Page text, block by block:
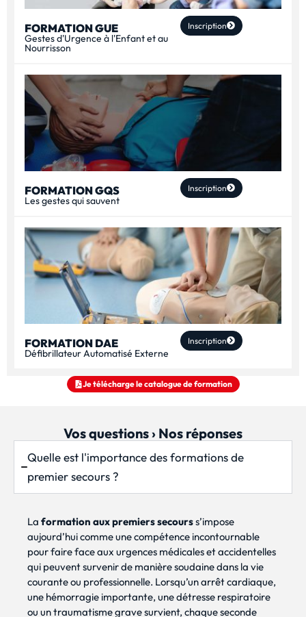
FORMATION GUE
Gestes d'Urgence à l'Enfant et au
Nourrisson
Inscription
FORMATION GQS
Les gestes qui sauvent
Inscription
FORMATION DAE
Défibrillateur Automatisé Externe
Inscription
Je télécharge le catalogue de formation
Vos questions › Nos réponses
Quelle est l'importance des formations de
premier secours ?
La formation aux premiers secourss’impose
aujourd’hui comme une compétence incontournable
pour faire face aux urgences médicales et accidentelles
qui peuvent survenir de manière soudaine dans la vie
courante ou professionnelle. Lorsqu’un arrêt cardiaque,
une hémorragie importante, une détresse respiratoire
ou un traumatisme grave survient, chaque seconde